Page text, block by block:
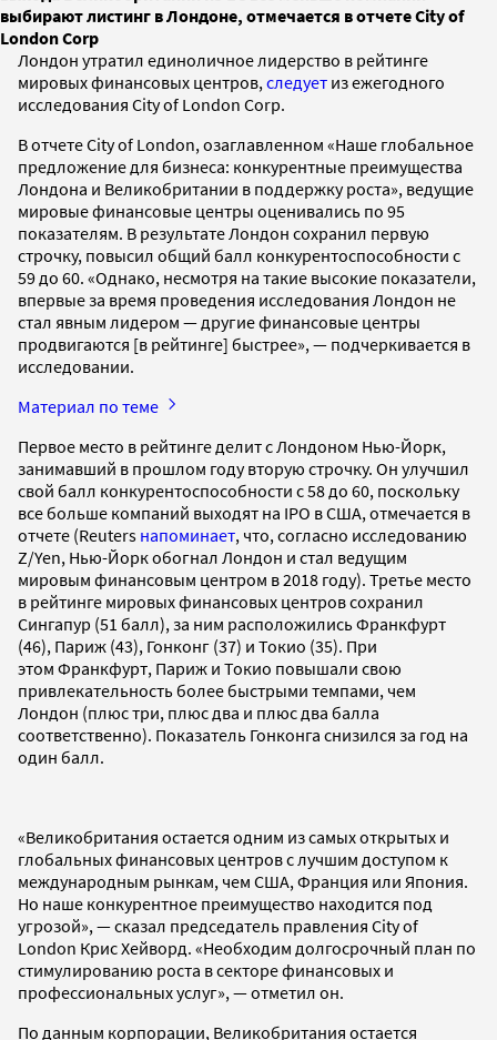
выбирают листинг в Лондоне, отмечается в отчете City of
London Corp
Лондон утратил единоличное лидерство в рейтинге
мировых финансовых центров, следует из ежегодного
исследования City of London Corp.
В отчете City of London, озаглавленном «Наше глобальное
предложение для бизнеса: конкурентные преимущества
Лондона и Великобритании в поддержку роста», ведущие
мировые финансовые центры оценивались по 95
показателям. В результате Лондон сохранил первую
строчку, повысил общий балл конкурентоспособности с
59 до 60. «Однако, несмотря на такие высокие показатели,
впервые за время проведения исследования Лондон не
стал явным лидером — другие финансовые центры
продвигаются [в рейтинге] быстрее», — подчеркивается в
исследовании.
Материал по теме
Первое место в рейтинге делит с Лондоном Нью-Йорк,
занимавший в прошлом году вторую строчку. Он улучшил
свой балл конкурентоспособности с 58 до 60, поскольку
все больше компаний выходят на IPO в США, отмечается в
отчете (Reuters напоминает, что, согласно исследованию
Z/Yen, Нью-Йорк обогнал Лондон и стал ведущим
мировым финансовым центром в 2018 году). Третье место
в рейтинге мировых финансовых центров сохранил
Сингапур (51 балл), за ним расположились Франкфурт
(46), Париж (43), Гонконг (37) и Токио (35). При
этом Франкфурт, Париж и Токио повышали свою
привлекательность более быстрыми темпами, чем
Лондон (плюс три, плюс два и плюс два балла
соответственно). Показатель Гонконга снизился за год на
один балл.
«Великобритания остается одним из самых открытых и
глобальных финансовых центров с лучшим доступом к
международным рынкам, чем США, Франция или Япония.
Но наше конкурентное преимущество находится под
угрозой», — сказал председатель правления City of
London Крис Хейворд. «Необходим долгосрочный план по
стимулированию роста в секторе финансовых и
профессиональных услуг», — отметил он.
По данным корпорации, Великобритания остается